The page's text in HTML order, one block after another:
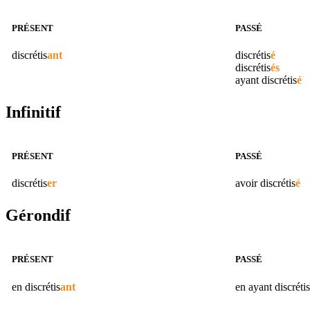
PRÉSENT
discrétisant
PASSÉ
discrétisé
discrétisés
ayant discrétisé
Infinitif
PRÉSENT
discrétiser
PASSÉ
avoirdiscrétisé
Gérondif
PRÉSENT
en discrétisant
PASSÉ
en ayant discrétis